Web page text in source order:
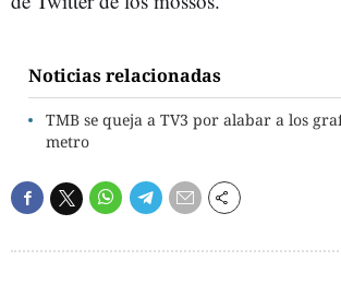
Noticias relacionadas
TMB se queja a TV3 por alabar a los
metro